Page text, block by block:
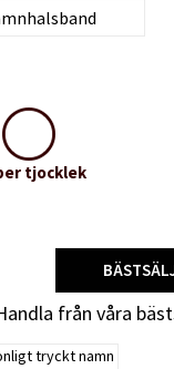
tjocklek
från våra